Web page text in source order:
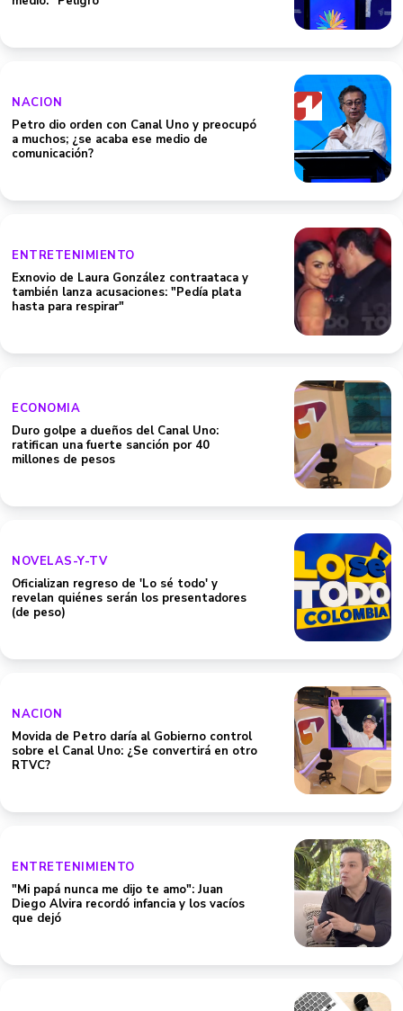
NACION
Petro dio orden con Canal Uno y preocupó
a muchos; ¿se acaba ese medio de
comunicación?
ENTRETENIMIENTO
Exnovio de Laura González contraataca y
también lanza acusaciones: "Pedía plata
hasta para respirar"
ECONOMIA
Duro golpe a dueños del Canal Uno:
ratifican una fuerte sanción por 40
millones de pesos
NOVELAS-Y-TV
Oficializan regreso de 'Lo sé todo' y
revelan quiénes serán los presentadores
(de peso)
NACION
Movida de Petro daría al Gobierno control
sobre el Canal Uno: ¿Se convertirá en otro
RTVC?
ENTRETENIMIENTO
"Mi papá nunca me dijo te amo": Juan
Diego Alvira recordó infancia y los vacíos
que dejó